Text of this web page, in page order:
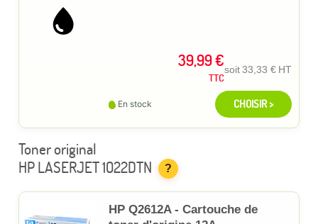
39,99 €
TTC
soit33,33 € HT
En stock CHOISIR >
Toner original
HP LASERJET 1022DTN
?
HP Q2612A - Cartouche de